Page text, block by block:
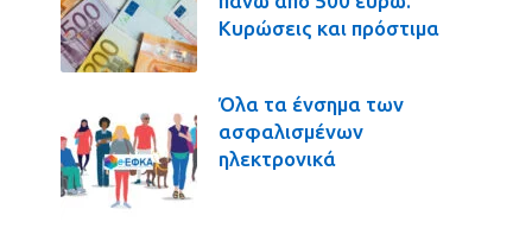
Κυρώσεις και πρόστιμα
Όλα τα ένσημα των
ασφαλισμένων
ηλεκτρονικά